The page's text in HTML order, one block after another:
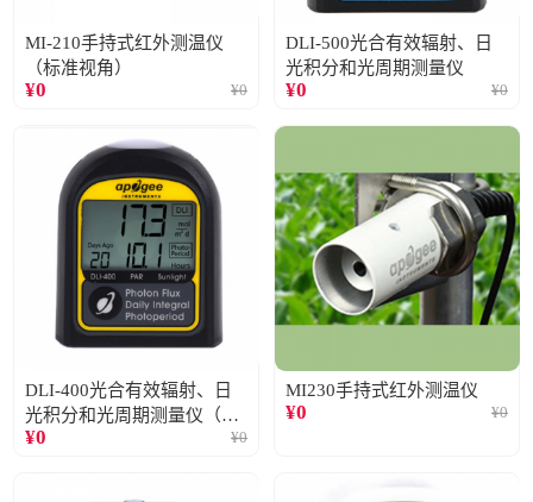
MI-210手持式红外测温仪
（标准视角）
¥0 ¥0
DLI-500光合有效辐射、日
光积分和光周期测量仪
¥0 ¥0
DLI-400光合有效辐射、日
光积分和光周期测量仪（仅
阳光）
¥0 ¥0
MI230手持式红外测温仪
¥0 ¥0